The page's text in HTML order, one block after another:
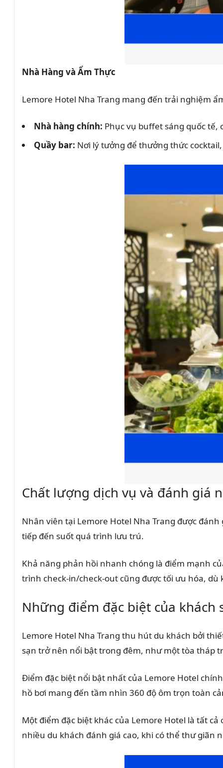
Nhà Hàng và Ẩm Thực
Lemore Hotel Nha Trang mang đến trải nghiệm
Nhà hàng chính: Phục vụ buffet sáng quốc tế,
Quầy bar: Nơi lý tưởng để thưởng thức
Chất lượng dịch vụ và đánh giá
Nhân viên tại Lemore Hotel Nha Trang được
tiếp đến suốt quá trình lưu trú.
Khả năng phản hồi nhanh chóng là điểm mạnh
trình check-in/check-out cũng được tối ưu hóa,
Những điểm đặc biệt của khách
Lemore Hotel Nha Trang thu hút du khách bởi
sạn trở nên nổi bật trong đêm, như một tòa tháp
Điểm đặc biệt nổi bật nhất của Lemore Hotel
hồ bơi mang đến tầm nhìn 360 độ ôm trọn toàn
Một điểm đặc biệt khác của Lemore Hotel là tất
nhiều du khách đánh giá cao, khi có thể thư giãn